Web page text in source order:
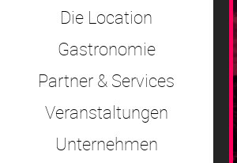
Die Location
Gastronomie
Partner & Services
Veranstaltungen
Unternehmen